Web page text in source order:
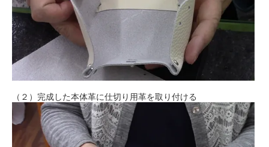
（２）完成した本体革に仕切り用革を取り付ける